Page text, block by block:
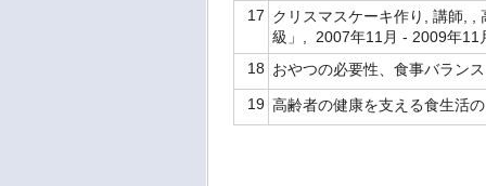
17 クリスマスケーキ作り, 講師, ,
級」, 2007年11月 - 2009年11
18 おやつの必要性、食事バラン
19 高齢者の健康を支える食生活